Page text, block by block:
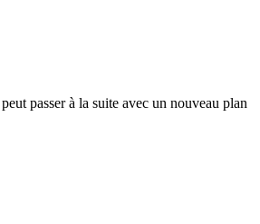
passer à la suite avec un nouveau plan